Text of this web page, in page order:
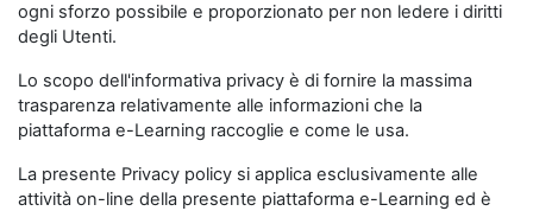
ogni sforzo possibile e proporzionato per non ledere i diritti
degli Utenti.
Lo scopo dell'informativa privacy è di fornire la massima
trasparenza relativamente alle informazioni che la
piattaforma e-Learning raccoglie e come le usa.
La presente Privacy policy si applica esclusivamente alle
attività on-line della presente piattaforma e-Learning ed è